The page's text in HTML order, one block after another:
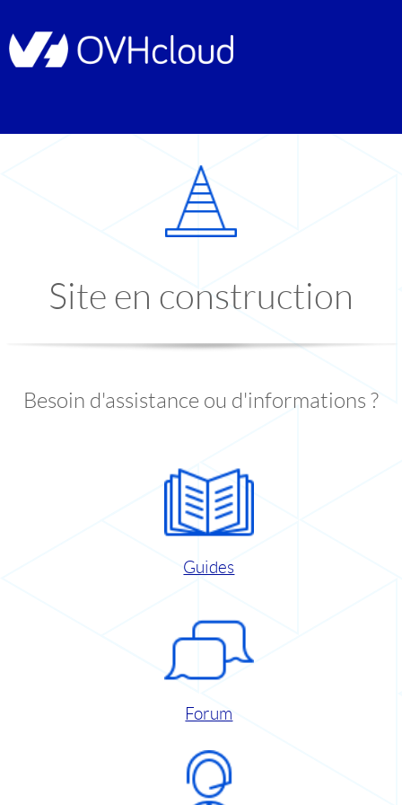
Site en construction
Besoin d'assistance ou d'informations ?
Guides
Forum